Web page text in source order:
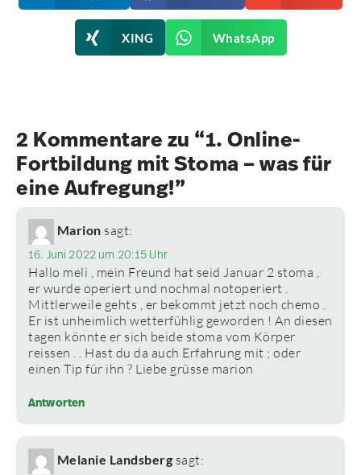
XING WhatsApp
2 Kommentare zu “1. Online-
Fortbildung mit Stoma – was für
eine Aufregung!”
Marion sagt:
16. Juni 2022 um 20:15 Uhr
Hallo meli , mein Freund hat seid Januar 2 stoma ,
er wurde operiert und nochmal notoperiert .
Mittlerweile gehts , er bekommt jetzt noch chemo .
Er ist unheimlich wetterfühlig geworden ! An diesen
tagen könnte er sich beide stoma vom Körper
reissen . . Hast du da auch Erfahrung mit ; oder
einen Tip für ihn ? Liebe grüsse marion
Antworten
Melanie Landsberg sagt: